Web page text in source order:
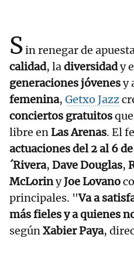
Sin renegar de
calidad, ladiversidady
generaciones jóvenesy
femenina, Getxo Jazz
conciertos gratuitos
libre enLas Arenas. El
actuaciones del 2 al 6
´Rivera, Dave Douglas,
McLorinyJoe Lovano
principales. "Va a
más fieles y a quienes
segúnXabier Paya,